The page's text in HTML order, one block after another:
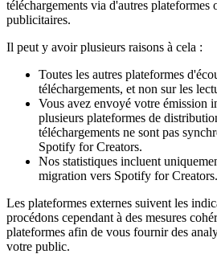
téléchargements via d'autres plateformes
publicitaires.
Il peut y avoir plusieurs raisons à cela :
Toutes les autres plateformes
téléchargements, et non sur les
Vous avez envoyé votre émission
plusieurs plateformes de
téléchargements ne sont pas
Spotify for Creators.
Nos statistiques incluent
migration vers Spotify for Creators.
Les plateformes externes suivent les
procédons cependant à des mesures
plateformes afin de vous fournir des
votre public.